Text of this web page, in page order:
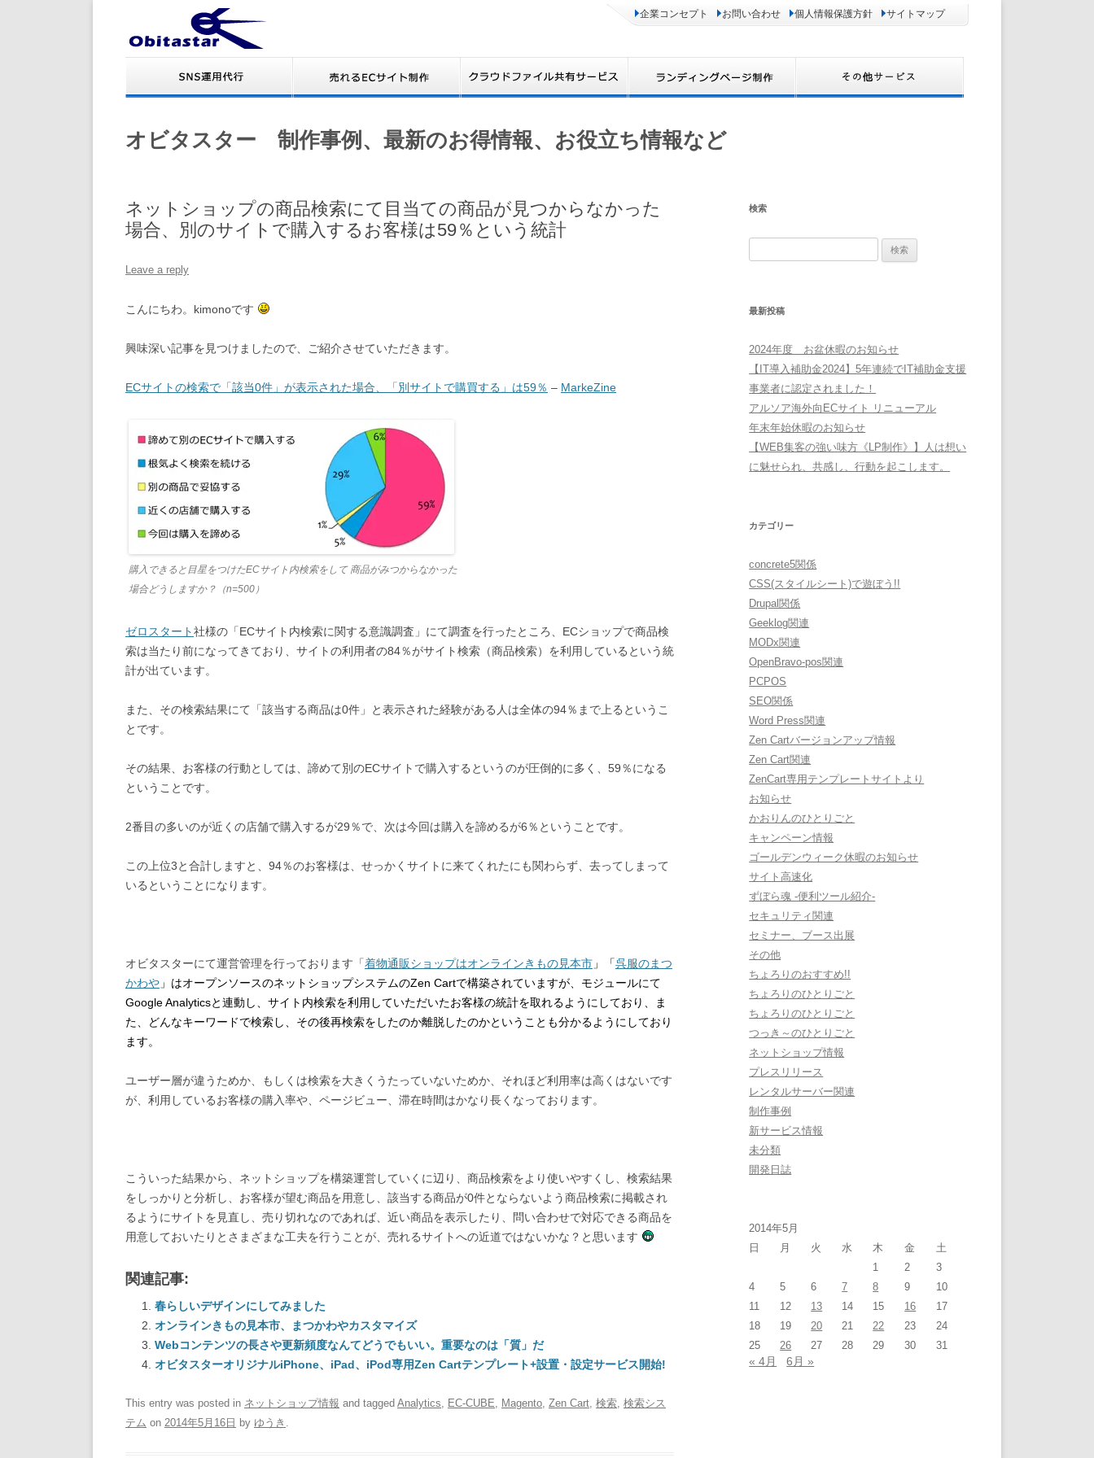
企業コンセプト お問い合わせ 個人情報保護方針 サイトマップ
オビタスター 制作事例、最新のお得情報、お役立ち情報など
ネットショップの商品検索にて目当ての商品が見つからなかった
場合、別のサイトで購入するお客様は59％という統計
Leave a reply
こんにちわ。kimonoです
興味深い記事を見つけましたので、ご紹介させていただきます。
ECサイトの検索で「該当0件」が表示された場合、「別サイトで購買する」は59％ – MarkeZine
購入できると目星をつけたECサイト内検索をして 商品がみつからなかった
場合どうしますか？（n=500）
ゼロスタート社様の「ECサイト内検索に関する意識調査」にて調査を行ったところ、ECショップで商品検
索は当たり前になってきており、サイトの利用者の84％がサイト検索（商品検索）を利用しているという統
計が出ています。
また、その検索結果にて「該当する商品は0件」と表示された経験がある人は全体の94％まで上るというこ
とです。
その結果、お客様の行動としては、諦めて別のECサイトで購入するというのが圧倒的に多く、59％になる
ということです。
2番目の多いのが近くの店舗で購入するが29％で、次は今回は購入を諦めるが6％ということです。
この上位3と合計しますと、94％のお客様は、せっかくサイトに来てくれたにも関わらず、去ってしまって
いるということになります。
オビタスターにて運営管理を行っております「着物通販ショップはオンラインきもの見本市 」「呉服のまつ
かわや 」はオープンソースのネットショップシステムのZen Cartで構築されていますが、モジュールにて
Google Analyticsと連動し、サイト内検索を利用していただいたお客様の統計を取れるようにしており、ま
た、どんなキーワードで検索し、その後再検索をしたのか離脱したのかということも分かるようにしており
ます。
ユーザー層が違うためか、もしくは検索を大きくうたっていないためか、それほど利用率は高くはないです
が、利用しているお客様の購入率や、ページビュー、滞在時間はかなり長くなっております。
こういった結果から、ネットショップを構築運営していくに辺り、商品検索をより使いやすくし、検索結果
をしっかりと分析し、お客様が望む商品を用意し、該当する商品が0件とならないよう商品検索に掲載され
るようにサイトを見直し、売り切れなのであれば、近い商品を表示したり、問い合わせで対応できる商品を
用意しておいたりとさまざまな工夫を行うことが、売れるサイトへの近道ではないかな？と思います
関連記事:
春らしいデザインにしてみました
オンラインきもの見本市、まつかわやカスタマイズ
Webコンテンツの長さや更新頻度なんてどうでもいい。重要なのは「質」だ
オビタスターオリジナルiPhone、iPad、iPod専用Zen Cartテンプレート+設置・設定サービス開始!
This entry was posted in ネットショップ情報 and tagged Analytics, EC-CUBE, Magento, Zen Cart, 検索, 検索シス
テム on 2014年5月16日 by ゆうき .
検索
最新投稿
2024年度 お盆休暇のお知らせ
【IT導入補助金2024】5年連続でIT補助金支援
事業者に認定されました！
アルソア海外向ECサイト リニューアル
年末年始休暇のお知らせ
【WEB集客の強い味方《LP制作》】人は想い
に魅せられ、共感し、行動を起こします。
カテゴリー
concrete5関係
CSS(スタイルシート)で遊ぼう!!
Drupal関係
Geeklog関連
MODx関連
OpenBravo-pos関連
PCPOS
SEO関係
Word Press関連
Zen Cartバージョンアップ情報
Zen Cart関連
ZenCart専用テンプレートサイトより
お知らせ
かおりんのひとりごと
キャンペーン情報
ゴールデンウィーク休暇のお知らせ
サイト高速化
ずぼら魂 -便利ツール紹介-
セキュリティ関連
セミナー、ブース出展
その他
ちょろりのおすすめ!!
ちょろりのひとりごと
ちょろりのひとりごと
つっき～のひとりごと
ネットショップ情報
プレスリリース
レンタルサーバー関連
制作事例
新サービス情報
未分類
開発日誌
2014年5月
日
月 火 水 木 金
土
1
2
3
4
5 6 7 8 9
10
11
12 13 14 15 16
17
18
19 20 21 22 23
24
25
26 27 28 29 30 31
« 4月 6月 »